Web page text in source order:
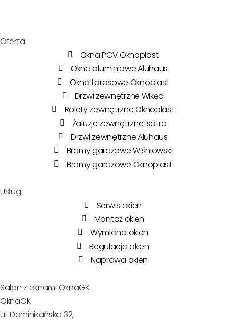
Oferta
Okna PCV Oknoplast
Okna aluminiowe Aluhaus
Okna tarasowe Oknoplast
Drzwi zewnętrzne Wikęd
Rolety zewnętrzne Oknoplast
Żaluzje zewnętrzne Isotra
Drzwi zewnętrzne Aluhaus
Bramy garażowe Wiśniowski
Bramy garażowe Oknoplast
Usługi
Serwis okien
Montaż okien
Wymiana okien
Regulacja okien
Naprawa okien
Salon z oknami OknaGK
OknaGK
ul. Dominikańska 32,